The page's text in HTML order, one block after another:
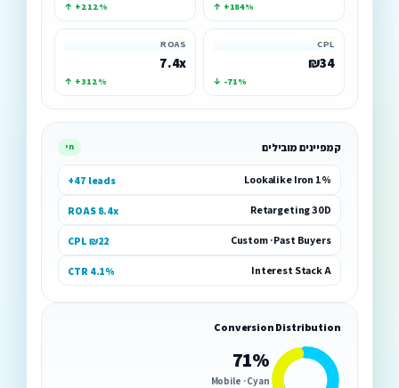
↑ +184%
↑ +212%
CPL
₪34
↓ -71%
ROAS
7.4x
↑ +312%
קמפיינים מובילים חי
Lookalike Iron 1%
+47 leads
Retargeting 30D
ROAS 8.4x
Custom · Past Buyers
CPL ₪22
Interest Stack A
CTR 4.1%
Conversion Distribution
71%
Mobile · Cyan